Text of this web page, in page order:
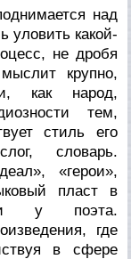
над
уловить какой-
не дробя
крупно,
как народ,
тем,
стиль его
словарь.
«герои»,
пласт в
у поэта.
где
в сфере